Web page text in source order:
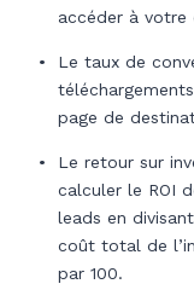
accéder à votre
Le taux de
page de
Le retour sur
calculer le ROI
leads en
coût total de
par 100.